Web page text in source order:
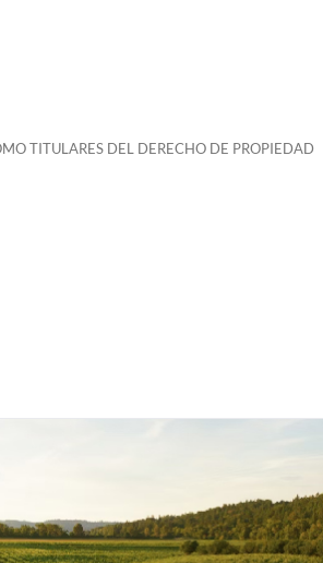
TITULARES DEL DERECHO DE PROPIEDAD